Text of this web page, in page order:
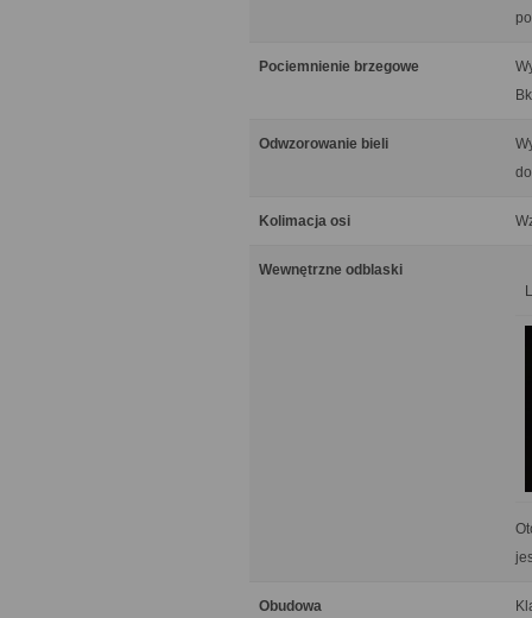
Pociemnienie brzegowe
Odwzorowanie bieli
Kolimacja osi
Wewnętrzne odblaski
Obudowa